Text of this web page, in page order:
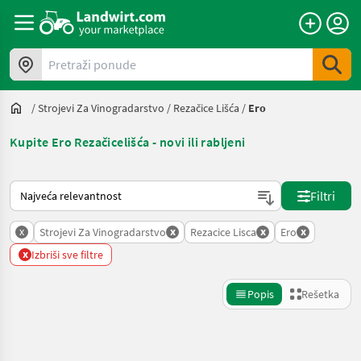
Pretraži ponude
/Strojevi Za Vinogradarstvo / Rezačice Lišća / Ero
Kupite Ero Rezačicelišća - novi ili rabljeni
Tako se sortira na Landwirt.com
Filtri
x Strojevi Za Vinogradarstvo x Rezacice Lisca x Ero x
x Izbriši sve filtre
Popis Rešetka